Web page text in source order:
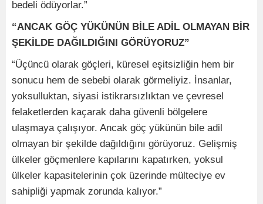
bedeli ödüyorlar.”
“ANCAK GÖÇ YÜKÜNÜN BİLE ADİL OLMAYAN BİR
ŞEKİLDE DAĞILDIĞINI GÖRÜYORUZ”
“Üçüncü olarak göçleri, küresel eşitsizliğin hem bir
sonucu hem de sebebi olarak görmeliyiz. İnsanlar,
yoksulluktan, siyasi istikrarsızlıktan ve çevresel
felaketlerden kaçarak daha güvenli bölgelere
ulaşmaya çalışıyor. Ancak göç yükünün bile adil
olmayan bir şekilde dağıldığını görüyoruz. Gelişmiş
ülkeler göçmenlere kapılarını kapatırken, yoksul
ülkeler kapasitelerinin çok üzerinde mülteciye ev
sahipliği yapmak zorunda kalıyor.”